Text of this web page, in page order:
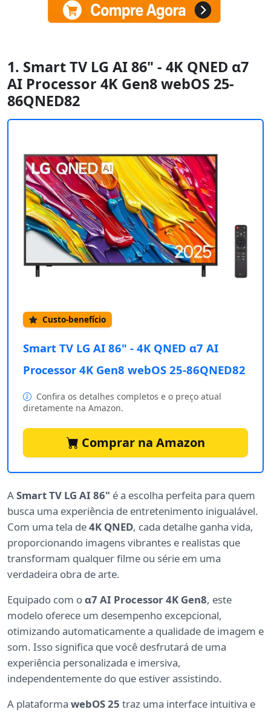
1. Smart TV LG AI 86" - 4K QNED α7
AI Processor 4K Gen8 webOS 25-
86QNED82
Custo-benefício
Smart TV LG AI 86" - 4K QNED α7 AI
Processor 4K Gen8 webOS 25-86QNED82
Confira os detalhes completos e o preço atual
diretamente na Amazon.
Comprar na Amazon
ASmart TV LG AI 86" é a escolha perfeita para quem
busca uma experiência de entretenimento inigualável.
Com uma tela de4K QNED, cada detalhe ganha vida,
proporcionando imagens vibrantes e realistas que
transformam qualquer filme ou série em uma
verdadeira obra de arte.
Equipado com oα7 AI Processor 4K Gen8, este
modelo oferece um desempenho excepcional,
otimizando automaticamente a qualidade de imagem e
som. Isso significa que você desfrutará de uma
experiência personalizada e imersiva,
independentemente do que estiver assistindo.
A plataforma webOS 25 traz uma interface intuitiva e